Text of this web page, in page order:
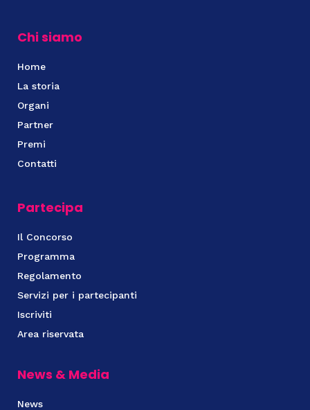
Chi siamo
Home
La storia
Organi
Partner
Premi
Contatti
Partecipa
Il Concorso
Programma
Regolamento
Servizi per i partecipanti
Iscriviti
Area riservata
News & Media
News